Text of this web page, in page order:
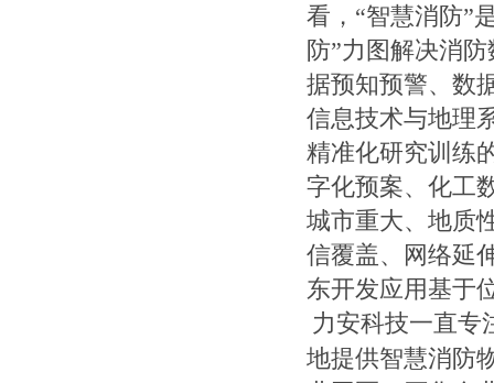
看，“智慧消防”
防”力图解决消
据预知预警、数
信息技术与地理
精准化研究训练
字化预案、化工
城市重大、地质
信覆盖、网络延
东开发应用基于
力安科技一直专
地提供智慧消防